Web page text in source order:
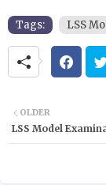
Tags: LSS
OLDER
LSS Model